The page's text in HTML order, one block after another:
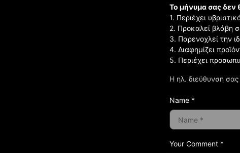
Η ηλ. διεύθυνση
Your Comment *
Το μήνυμα σας δεν
1. Περιέχει
2. Προκαλεί βλάβη
3. Παρενοχλεί την
4. Διαφημίζει
5. Περιέχει
Name *